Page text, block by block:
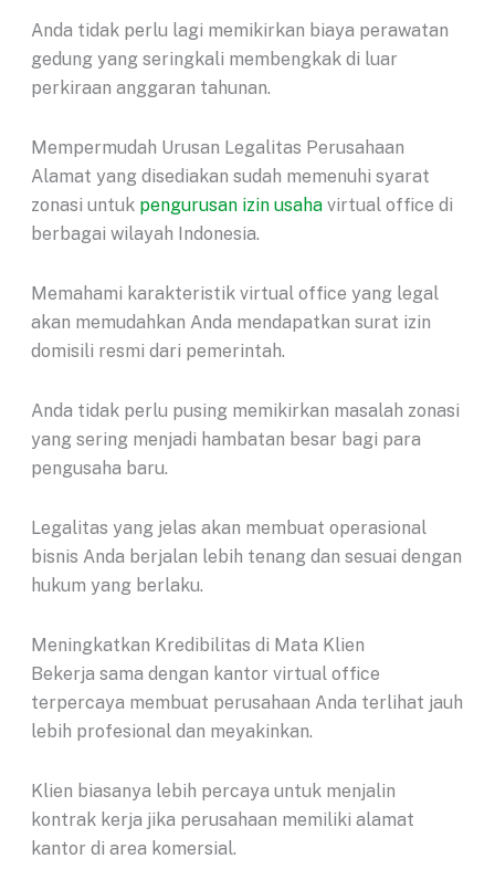
Anda tidak perlu lagi memikirkan biaya perawatan
gedung yang seringkali membengkak di luar
perkiraan anggaran tahunan.
Mempermudah Urusan Legalitas Perusahaan
Alamat yang disediakan sudah memenuhi syarat
zonasi untuk pengurusan izin usahavirtual office di
berbagai wilayah Indonesia.
Memahami karakteristik virtual office yang legal
akan memudahkan Anda mendapatkan surat izin
domisili resmi dari pemerintah.
Anda tidak perlu pusing memikirkan masalah zonasi
yang sering menjadi hambatan besar bagi para
pengusaha baru.
Legalitas yang jelas akan membuat operasional
bisnis Anda berjalan lebih tenang dan sesuai dengan
hukum yang berlaku.
Meningkatkan Kredibilitas di Mata Klien
Bekerja sama dengan kantor virtual office
terpercaya membuat perusahaan Anda terlihat jauh
lebih profesional dan meyakinkan.
Klien biasanya lebih percaya untuk menjalin
kontrak kerja jika perusahaan memiliki alamat
kantor di area komersial.